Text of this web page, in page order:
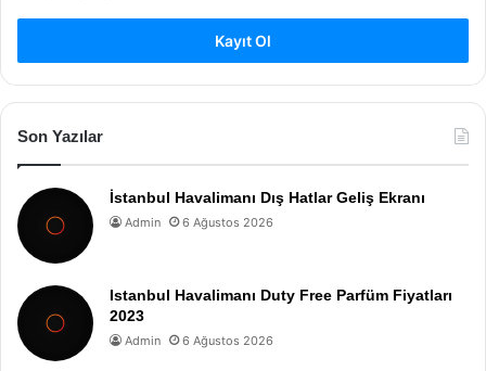
Kayıt Ol
Son Yazılar
İstanbul Havalimanı Dış Hatlar Geliş Ekranı
Admin 6 Ağustos 2026
Istanbul Havalimanı Duty Free Parfüm Fiyatları
2023
Admin 6 Ağustos 2026